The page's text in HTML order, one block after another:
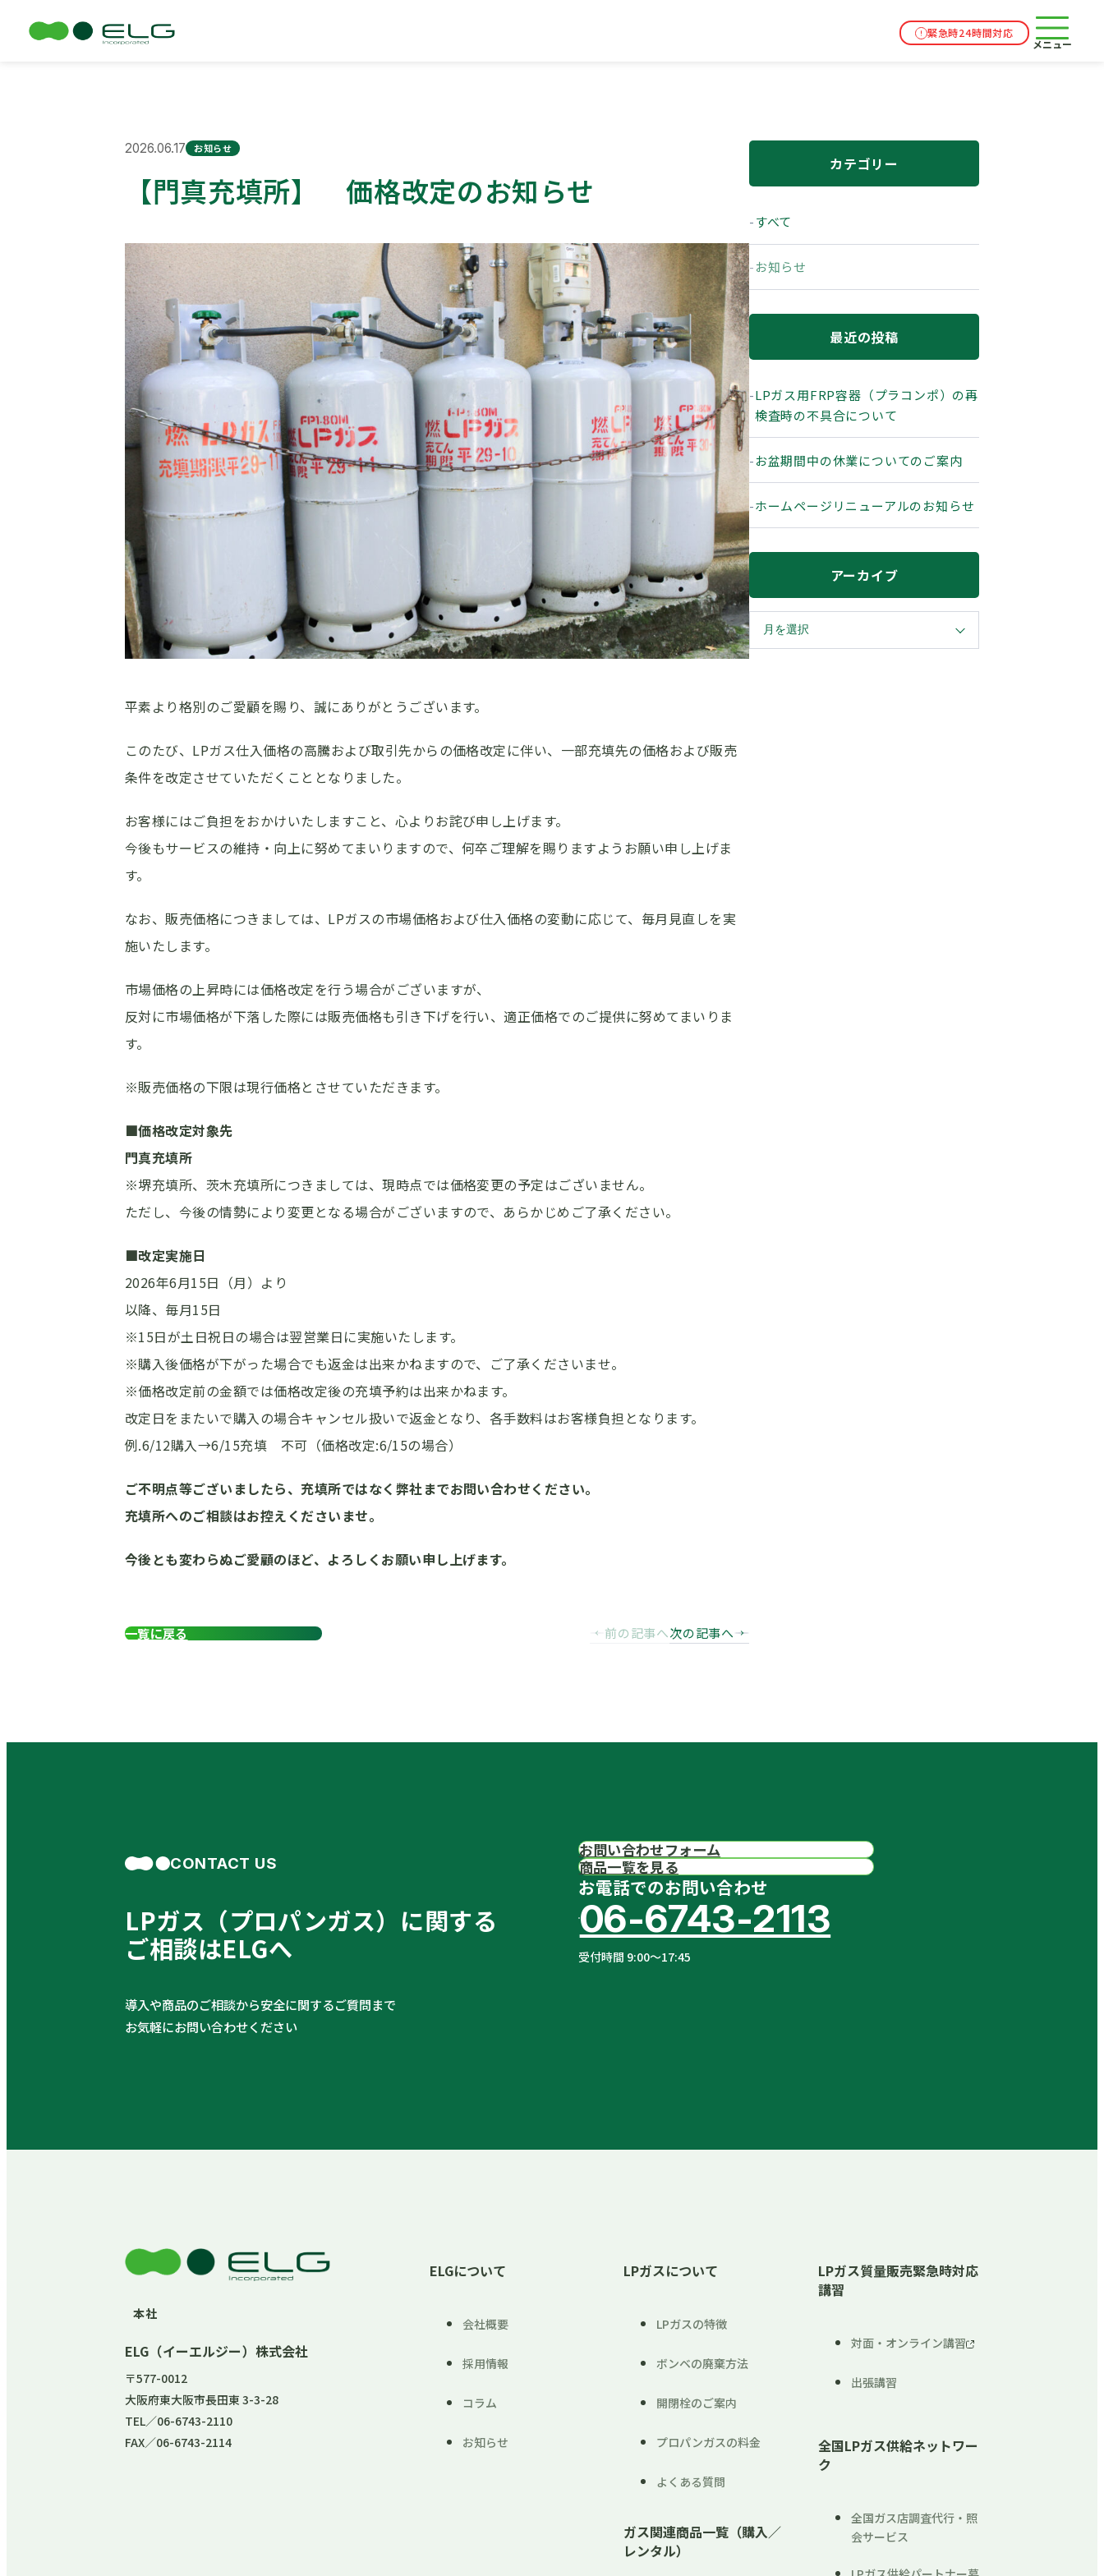
緊急時24時間対応
メニュー
TOPお知らせお知らせ【門真充填所】 価格改定のお知らせ
2026.06.17 お知らせ
【門真充填所】 価格改定のお知らせ
平素より格別のご愛顧を賜り、誠にありがとうございます。
このたび、LPガス仕入価格の高騰および取引先からの価格改定に伴い、一部充填先の価格および販売
条件を改定させていただくこととなりました。
お客様にはご負担をおかけいたしますこと、心よりお詫び申し上げます。
今後もサービスの維持・向上に努めてまいりますので、何卒ご理解を賜りますようお願い申し上げま
す。
なお、販売価格につきましては、LPガスの市場価格および仕入価格の変動に応じて、毎月見直しを実
施いたします。
市場価格の上昇時には価格改定を行う場合がございますが、
反対に市場価格が下落した際には販売価格も引き下げを行い、適正価格でのご提供に努めてまいりま
す。
※販売価格の下限は現行価格とさせていただきます。
■価格改定対象先
門真充填所
※堺充填所、茨木充填所につきましては、現時点では価格変更の予定はございません。
ただし、今後の情勢により変更となる場合がございますので、あらかじめご了承ください。
■改定実施日
2026年6月15日（月）より
以降、毎月15日
※15日が土日祝日の場合は翌営業日に実施いたします。
※購入後価格が下がった場合でも返金は出来かねますので、ご了承くださいませ。
※価格改定前の金額では価格改定後の充填予約は出来かねます。
改定日をまたいで購入の場合キャンセル扱いで返金となり、各手数料はお客様負担となります。
例.6/12購入→6/15充填 不可（価格改定:6/15の場合）
ご不明点等ございましたら、充填所ではなく弊社までお問い合わせください。
充填所へのご相談はお控えくださいませ。
今後とも変わらぬご愛顧のほど、よろしくお願い申し上げます。
一覧に戻る 前の記事へ次の記事へ
カテゴリー
すべて
お知らせ
最近の投稿
LPガス用FRP容器（プラコンポ）の再
検査時の不具合について
お盆期間中の休業についてのご案内
ホームページリニューアルのお知らせ
アーカイブ
CONTACT US
LPガス（プロパンガス）に関する
ご相談はELGへ
導入や商品のご相談から安全に関するご質問まで
お気軽にお問い合わせください
お電話でのお問い合わせ
06-6743-2113
受付時間 9:00〜17:45
お問い合わせフォーム
商品一覧を見る
本社
ELG（イーエルジー）株式会社
〒577-0012
大阪府東大阪市長田東 3-3-28
TEL／06-6743-2110
FAX／06-6743-2114
ELGについて
会社概要
採用情報
コラム
お知らせ
LPガスについて
LPガスの特徴
ボンベの廃棄方法
開閉栓のご案内
プロパンガスの料金
よくある質問
ガス関連商品一覧（購入／
レンタル）
LPガス質量販売緊急時対応
講習
対面・オンライン講習
出張講習
全国LPガス供給ネットワー
ク
全国ガス店調査代行・照
会サービス